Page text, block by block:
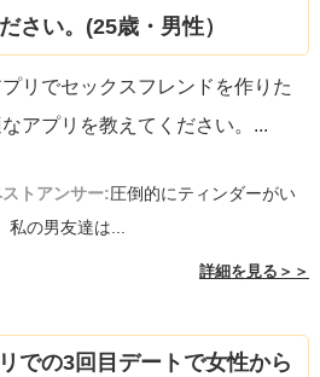
さい。(25歳・男性）
リでセックスフレンドを作りた
アプリを教えてください。 ...
トアンサー:圧倒的にティンダーがい
私の男友達は...
詳細を見る＞＞
での3回目デートで女性から